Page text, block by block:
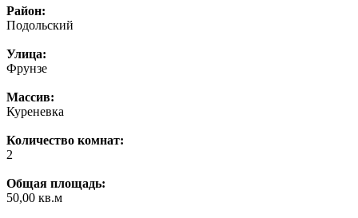
Район:
Подольский
Улица:
Фрунзе
Массив:
Куреневка
Количество комнат:
2
Общая площадь:
50,00 кв.м